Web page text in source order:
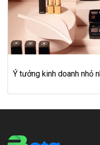
nên thử
lý bán hàng?